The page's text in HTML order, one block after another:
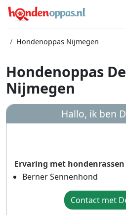
Hondenoppas Nijmegen
Hondenoppas
Nijmegen
Hallo, ik ben
Ervaring met hondenrassen
Berner Sennenhond
Contact met